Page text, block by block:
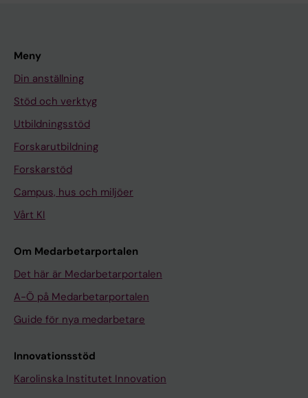
Meny
Din anställning
Stöd och verktyg
Utbildningsstöd
Forskarutbildning
Forskarstöd
Campus, hus och miljöer
Vårt KI
Om Medarbetarportalen
Det här är Medarbetarportalen
A-Ö på Medarbetarportalen
Guide för nya medarbetare
Innovationsstöd
Karolinska Institutet Innovation